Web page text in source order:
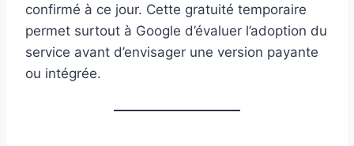
confirmé à ce jour. Cette gratuité temporaire
permet surtout à Google d’évaluer l’adoption du
service avant d’envisager une version payante
ou intégrée.